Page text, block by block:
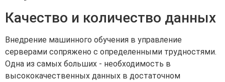
Качество и количество данных
Внедрение машинного обучения в управление
серверами сопряжено с определенными трудностями.
Одна из самых больших - необходимость в
высококачественных данных в достаточном